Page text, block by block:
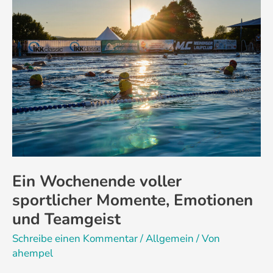
Ein Wochenende voller
sportlicher Momente, Emotionen
und Teamgeist
Schreibe einen Kommentar/Allgemein/ Von
ahempel
Wochenende
voller
sportlicher
Momente,
Emotionen
und
Teamgeist